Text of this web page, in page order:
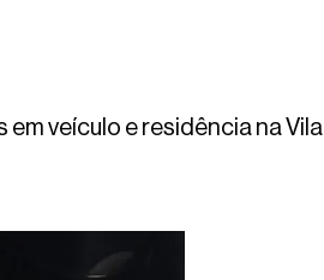
veículo e residência na Vila